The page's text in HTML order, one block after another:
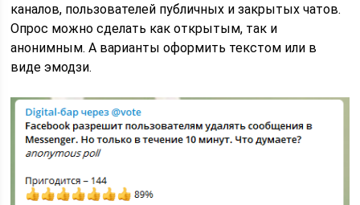
каналов, пользователей публичных и закрытых чатов.
Опрос можно сделать как открытым, так и
анонимным. А варианты оформить текстом или в
виде эмодзи.